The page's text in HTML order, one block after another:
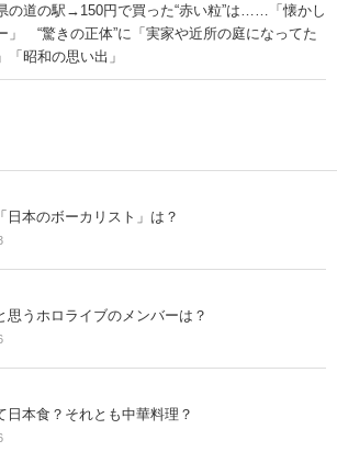
の道の駅→150円で買った“赤い粒”は……「懐かし
」 “驚きの正体”に「実家や近所の庭になってた
「昭和の思い出」
日本のボーカリスト」は？
思うホロライブのメンバーは？
日本食？それとも中華料理？